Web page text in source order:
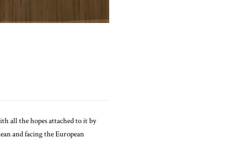
all the hopes attached to it by
and facing the European